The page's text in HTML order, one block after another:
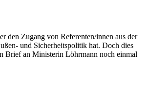
den Zugang von Referenten/innen aus der
und Sicherheitspolitik hat. Doch dies
Brief an Ministerin Löhrmann noch einmal